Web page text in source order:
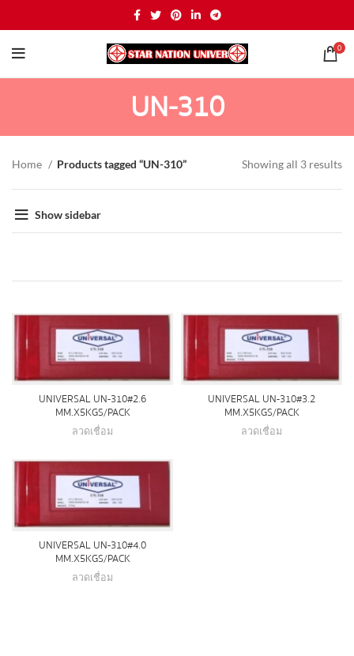
0
UN-310
Home Products tagged “UN-310” Showing all 3 results
Show sidebar
UNIVERSAL UN-310#2.6
MM.X5 KGS/PACK
ลวดเชื่อม
UNIVERSAL UN-310#3.2
MM.X5 KGS/PACK
ลวดเชื่อม
UNIVERSAL UN-310#4.0
MM.X5 KGS/PACK
ลวดเชื่อม